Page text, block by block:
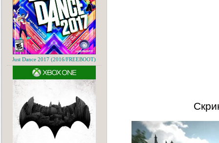
Just Dance 2017 (2016/FREEBOOT)